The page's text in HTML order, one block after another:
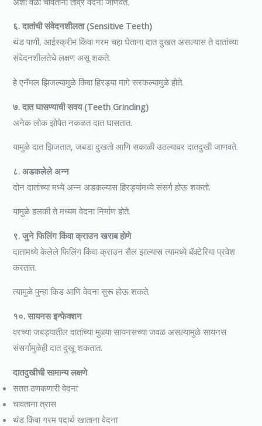
६. दातांची संवेदनशीलता (Sensitive Teeth)
थंड पाणी, आईस्क्रीम किंवा गरम चहा घेताना दात दुखत असल्यास ते दातांच्या
संवेदनशीलतेचे लक्षण असू शकते.
हे एनॅमल झिजल्यामुळे किंवा हिरड्या मागे सरकल्यामुळे होते.
७. दात घासण्याची सवय (Teeth Grinding)
अनेक लोक झोपेत नकळत दात घासतात.
यामुळे दात झिजतात, जबडा दुखतो आणि सकाळी उठल्यावर दातदुखी जाणवते.
८. अडकलेले अन्न
दोन दातांच्या मध्ये अन्न अडकल्यास हिरड्यांमध्ये संसर्ग होऊ शकतो.
यामुळे हलकी ते मध्यम वेदना निर्माण होते.
९. जुने फिलिंग किंवा क्राउन खराब होणे
दातामध्ये केलेले फिलिंग किंवा क्राउन सैल झाल्यास त्यामध्ये बॅक्टेरिया प्रवेश
करतात.
त्यामुळे पुन्हा किड आणि वेदना सुरू होऊ शकते.
१०. सायनस इन्फेक्शन
वरच्या जबड्यातील दातांच्या मुळ्या सायनसच्या जवळ असल्यामुळे सायनस
संसर्गामुळेही दात दुखू शकतात.
दातदुखीची सामान्य लक्षणे
सतत ठणकणारी वेदना
चावताना त्रास
थंड किंवा गरम पदार्थ खाताना वेदना